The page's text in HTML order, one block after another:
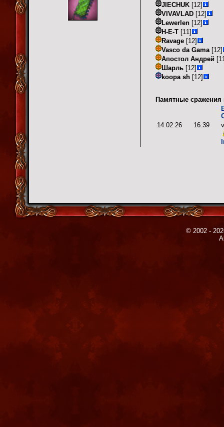
JIECHUK [12]
VIVAVLAD [12]
Lewerlen [12]
Н-Е-Т [11]
Ravage [12]
Vasco da Gama [12]
Апостол Андрей
Шарль [12]
koopa sh [12]
Памятные сражения
14.02.26 16:39
© 2002 -